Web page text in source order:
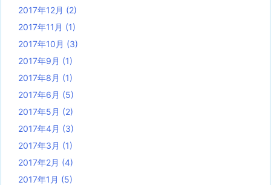
2017年12月 (2)
2017年11月 (1)
2017年10月 (3)
2017年9月 (1)
2017年8月 (1)
2017年6月 (5)
2017年5月 (2)
2017年4月 (3)
2017年3月 (1)
2017年2月 (4)
2017年1月 (5)